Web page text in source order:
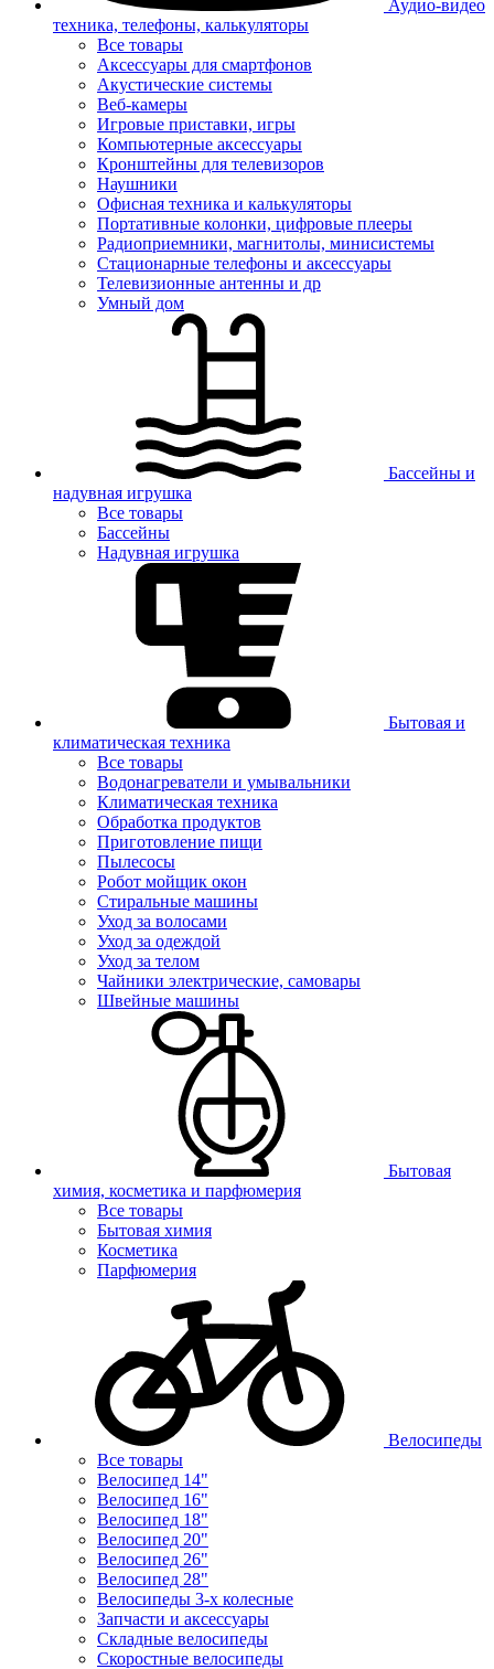
Аудио-видео
техника, телефоны, калькуляторы
Все товары
Аксессуары для смартфонов
Акустические системы
Веб-камеры
Игровые приставки, игры
Компьютерные аксессуары
Кронштейны для телевизоров
Наушники
Офисная техника и калькуляторы
Портативные колонки, цифровые плееры
Радиоприемники, магнитолы, минисистемы
Стационарные телефоны и аксессуары
Телевизионные антенны и др
Умный дом
Бассейны и
надувная игрушка
Все товары
Бассейны
Надувная игрушка
Бытовая и
климатическая техника
Все товары
Водонагреватели и умывальники
Климатическая техника
Обработка продуктов
Приготовление пищи
Пылесосы
Робот мойщик окон
Стиральные машины
Уход за волосами
Уход за одеждой
Уход за телом
Чайники электрические, самовары
Швейные машины
Бытовая
химия, косметика и парфюмерия
Все товары
Бытовая химия
Косметика
Парфюмерия
Велосипеды
Все товары
Велосипед 14"
Велосипед 16"
Велосипед 18"
Велосипед 20"
Велосипед 26"
Велосипед 28"
Велосипеды 3-х колесные
Запчасти и аксессуары
Складные велосипеды
Скоростные велосипеды